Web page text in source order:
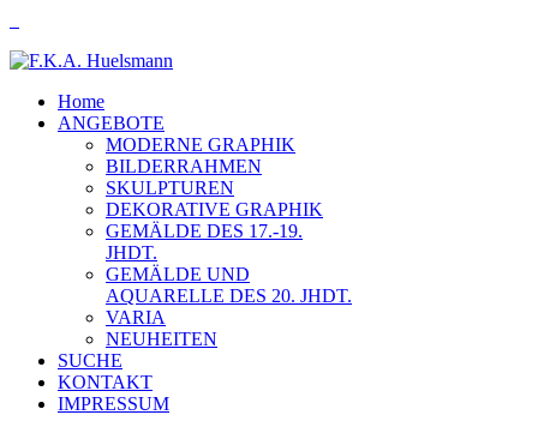
Home
ANGEBOTE
MODERNE GRAPHIK
BILDERRAHMEN
SKULPTUREN
DEKORATIVE GRAPHIK
GEMÄLDE DES 17.-19.
JHDT.
GEMÄLDE UND
AQUARELLE DES 20. JHDT.
VARIA
NEUHEITEN
SUCHE
KONTAKT
IMPRESSUM